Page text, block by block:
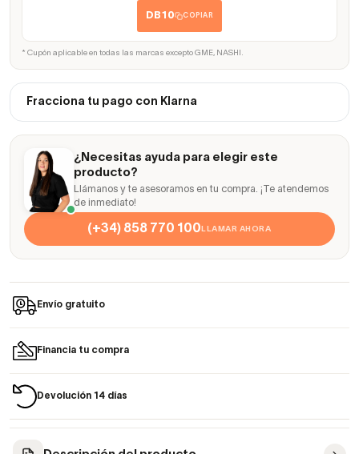
DB10 COPIAR
* Cupón aplicable en todas las marcas excepto GME, NASHI.
Fracciona tu pago con Klarna
¿Necesitas ayuda para elegir este
producto?
Llámanos y te asesoramos en tu compra. ¡Te atendemos
de inmediato!
(+34) 858 770 100LLAMAR AHORA
Envío gratuito
Financia tu compra
Devolución 14 días